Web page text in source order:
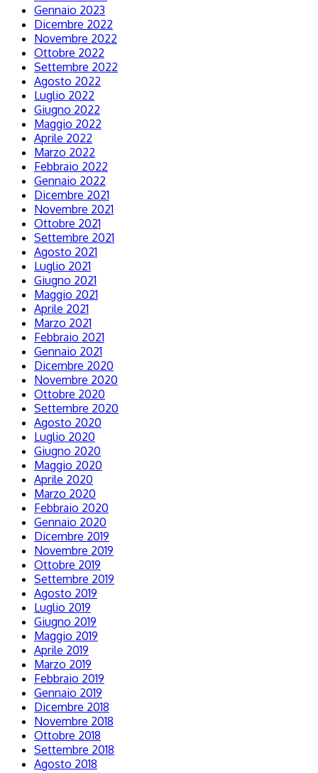
Gennaio 2023
Dicembre 2022
Novembre 2022
Ottobre 2022
Settembre 2022
Agosto 2022
Luglio 2022
Giugno 2022
Maggio 2022
Aprile 2022
Marzo 2022
Febbraio 2022
Gennaio 2022
Dicembre 2021
Novembre 2021
Ottobre 2021
Settembre 2021
Agosto 2021
Luglio 2021
Giugno 2021
Maggio 2021
Aprile 2021
Marzo 2021
Febbraio 2021
Gennaio 2021
Dicembre 2020
Novembre 2020
Ottobre 2020
Settembre 2020
Agosto 2020
Luglio 2020
Giugno 2020
Maggio 2020
Aprile 2020
Marzo 2020
Febbraio 2020
Gennaio 2020
Dicembre 2019
Novembre 2019
Ottobre 2019
Settembre 2019
Agosto 2019
Luglio 2019
Giugno 2019
Maggio 2019
Aprile 2019
Marzo 2019
Febbraio 2019
Gennaio 2019
Dicembre 2018
Novembre 2018
Ottobre 2018
Settembre 2018
Agosto 2018